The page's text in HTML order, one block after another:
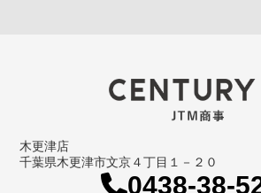
木更津店
千葉県木更津市文京４丁目１－２０
0438-38-